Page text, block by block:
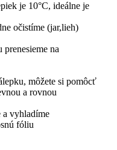
je 10°C, ideálne je
očistíme (jar,lieh)
na
môžete si pomôcť
a rovnou
a vyhladíme
fóliu